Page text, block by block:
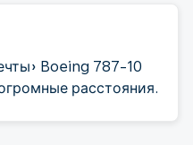
Boeing 787-10
расстояния.